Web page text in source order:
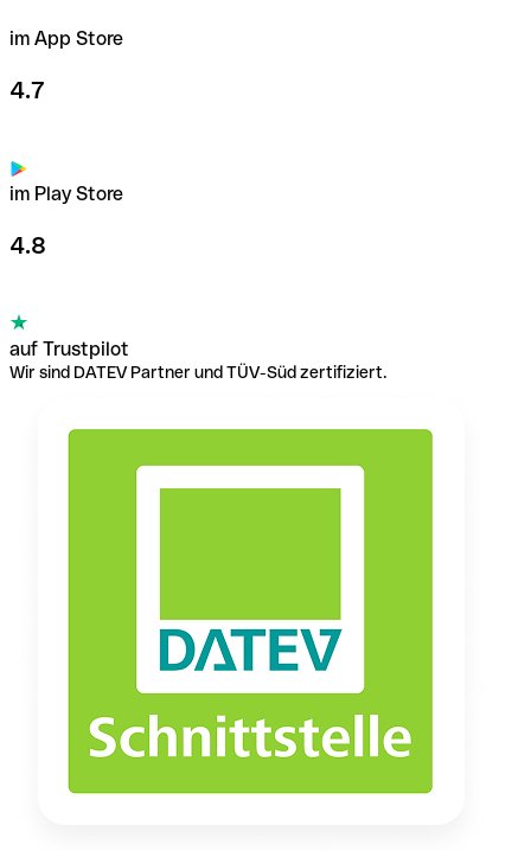
im App Store
4.7
im Play Store
4.8
auf Trustpilot
Wir sind DATEV Partner und TÜV-Süd zertifiziert.